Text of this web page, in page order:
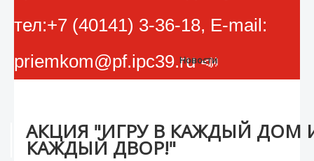
ВЫПУСКНИКАМ
СОТРУДНИКАМ
ПРЕСС-ЦЕНТР
тел:+7 (40141) 3-36-18, E-mail:
priemkom@pf.ipc39.ru 📣
Новости
АКЦИЯ "ИГРУ В КАЖДЫЙ ДОМ
КАЖДЫЙ ДВОР!"